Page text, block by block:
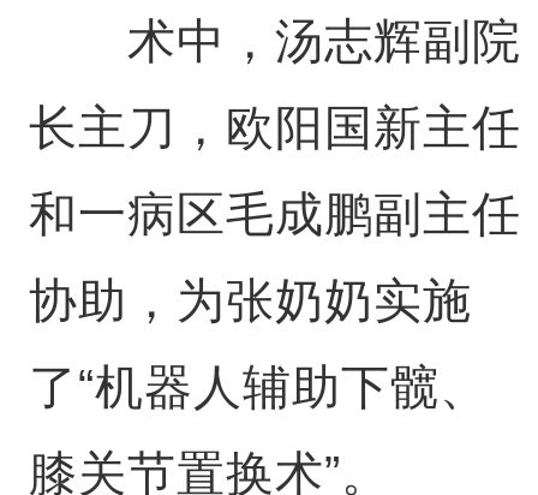
术中，汤志辉副院
长主刀，欧阳国新主任
和一病区毛成鹏副主任
协助，为张奶奶实施
了“机器人辅助下髋、
膝关节置换术”。